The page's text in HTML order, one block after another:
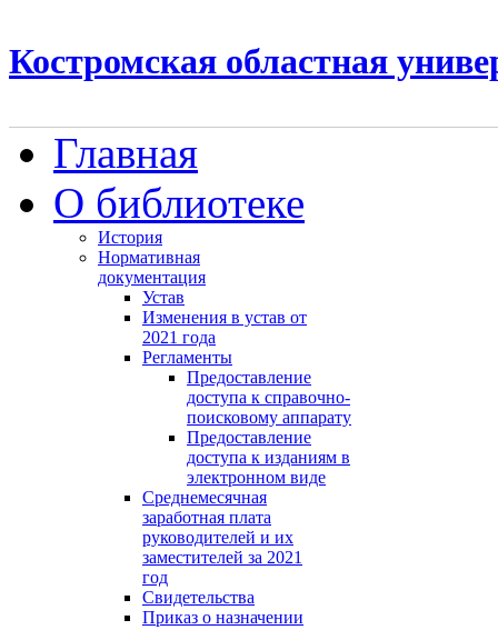
Костромская областная
Главная
О библиотеке
История
Нормативная
документация
Устав
Изменения в устав от
2021 года
Регламенты
Предоставление
доступа к справочно-
поисковому аппарату
Предоставление
доступа к изданиям в
электронном виде
Среднемесячная
заработная плата
руководителей и их
заместителей за 2021
год
Свидетельства
Приказ о назначении